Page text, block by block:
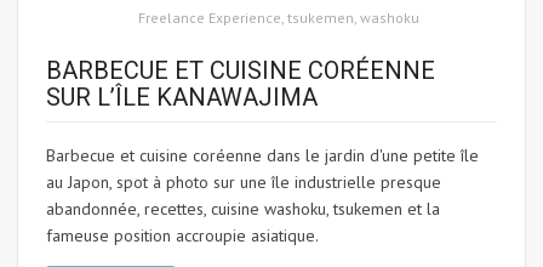
Freelance Experience tsukemen washoku
BARBECUE ET CUISINE CORÉENNE
SUR L’ÎLE KANAWAJIMA
Barbecue et cuisine coréenne dans le jardin d'une petite île
au Japon, spot à photo sur une île industrielle presque
abandonnée, recettes, cuisine washoku, tsukemen et la
fameuse position accroupie asiatique.